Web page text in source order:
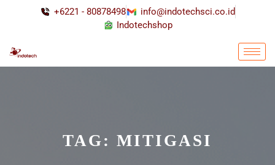
+6221 - 80878498
info@indotechsci.co.id
Indotechshop
TAG: MITIGASI